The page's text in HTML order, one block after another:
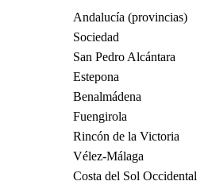
Andalucía (provincias)
Sociedad
San Pedro Alcántara
Estepona
Benalmádena
Fuengirola
Rincón de la Victoria
Vélez-Málaga
Costa del Sol Occidental